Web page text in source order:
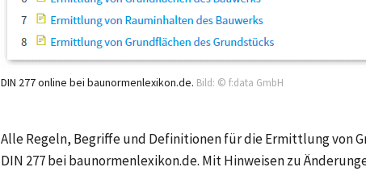
DIN 277 online bei baunormenlexikon.de. Bild: © f:data GmbH
Alle Regeln, Begriffe und Definitionen für die Ermittlung von
DIN 277 bei baunormenlexikon.de. Mit Hinweisen zu